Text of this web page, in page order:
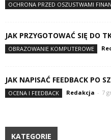
OCHRONA PRZED OSZUSTWAMI
JAK PRZYGOTOWAĆ SIĘ DO
OBRAZOWANIE KOMPUTEROWE
JAK NAPISAĆ FEEDBACK PO
OCENA I FEEDBACK Redakcja - 7
KATEGORIE